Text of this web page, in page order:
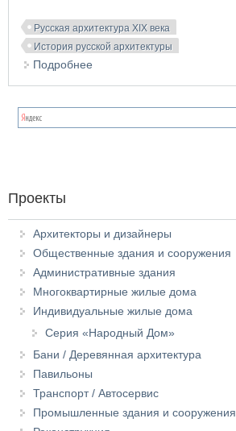
Русская архитектура XIX века
История русской архитектуры
Подробнее
Проекты
Архитекторы и дизайнеры
Общественные здания и сооружения
Административные здания
Многоквартирные жилые дома
Индивидуальные жилые дома
Серия «Народный Дом»
Бани / Деревянная архитектура
Павильоны
Транспорт / Автосервис
Промышленные здания и сооружения